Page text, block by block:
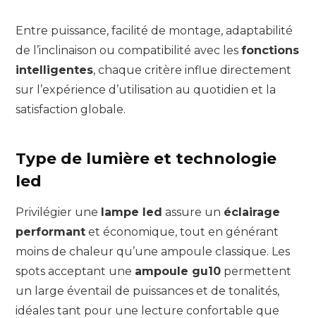
Entre puissance, facilité de montage, adaptabilité
de l’inclinaison ou compatibilité avec les fonctions
intelligentes, chaque critère influe directement
sur l’expérience d’utilisation au quotidien et la
satisfaction globale.
Type de lumière et technologie
led
Privilégier une lampe led assure un éclairage
performant et économique, tout en générant
moins de chaleur qu’une ampoule classique. Les
spots acceptant une ampoule gu10 permettent
un large éventail de puissances et de tonalités,
idéales tant pour une lecture confortable que